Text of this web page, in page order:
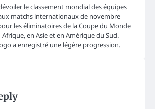
le classement mondial des équipes
matchs internationaux de novembre
les éliminatoires de la Coupe du Monde
Afrique, en Asie et en Amérique du Sud.
a enregistré une légère progression.